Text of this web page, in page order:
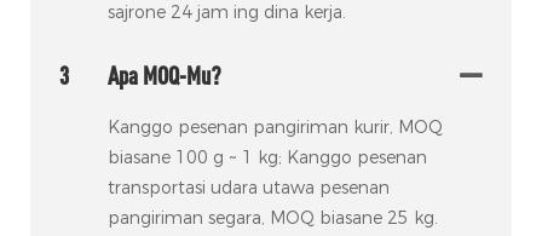
sajrone 24 jam ing dina kerja.
3 Apa MOQ-Mu?
Kanggo pesenan pangiriman kurir, MOQ
biasane 100 g ~ 1 kg; Kanggo pesenan
transportasi udara utawa pesenan
pangiriman segara, MOQ biasane 25 kg.